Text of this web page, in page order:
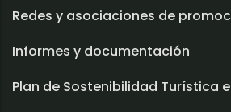
Redes y asociaciones de
Informes y documentación
Plan de Sostenibilidad Turística